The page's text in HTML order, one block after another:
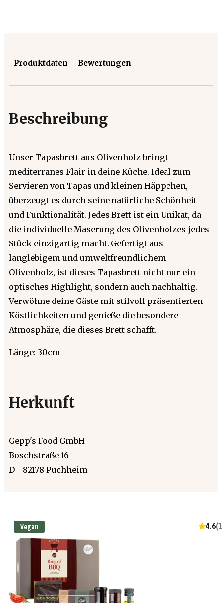
Produktdaten Bewertungen
Beschreibung
Unser Tapasbrett aus Olivenholz bringt
mediterranes Flair in deine Küche. Ideal zum
Servieren von Tapas und kleinen Häppchen,
überzeugt es durch seine natürliche Schönheit
und Funktionalität. Jedes Brett ist ein Unikat, da
die individuelle Maserung des Olivenholzes jedes
Stück einzigartig macht. Gefertigt aus
langlebigem und umweltfreundlichem
Olivenholz, ist dieses Tapasbrett nicht nur ein
optisches Highlight, sondern auch nachhaltig.
Verwöhne deine Gäste mit stilvoll präsentierten
Köstlichkeiten und genieße die besondere
Atmosphäre, die dieses Brett schafft.
Länge: 30cm
Herkunft
Gepp's Food GmbH
Boschstraße 16
D - 82178 Puchheim
Vegan 4.6(